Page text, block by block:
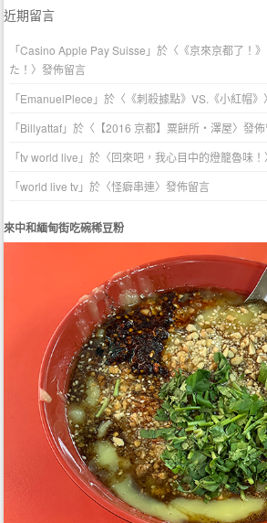
近期留言
「Casino Apple Pay Suisse 」於〈 《京來京都了！
た！ 〉發佈留言
「EmanuelPlece 」於〈 《刺殺據點》VS.《小紅帽》
「Billyattaf」於〈 【2016 京都】粟餅所・澤屋〉發
「tv world live 」於〈回來吧，我心目中的燈籠魯味！
「world live tv」於〈怪癖串連〉發佈留言
來中和緬甸街吃碗稀豆粉